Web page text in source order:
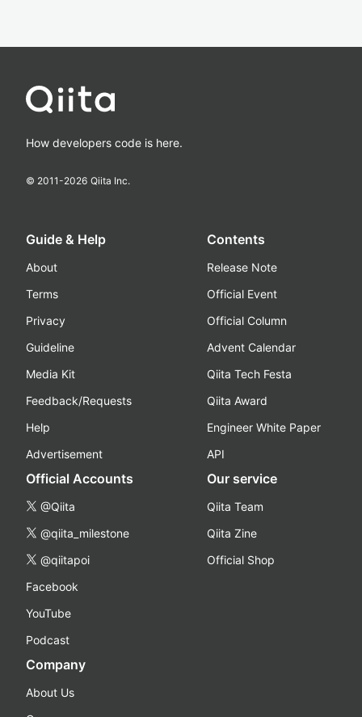
How developers code is here.
© 2011-2026 Qiita Inc.
Guide & Help
About
Terms
Privacy
Guideline
Media Kit
Feedback/Requests
Help
Advertisement
Contents
Release Note
Official Event
Official Column
Advent Calendar
Qiita Tech Festa
Qiita Award
Engineer White Paper
API
Official Accounts
@Qiita
@qiita_milestone
@qiitapoi
Facebook
YouTube
Podcast
Our service
Qiita Team
Qiita Zine
Official Shop
Company
About Us